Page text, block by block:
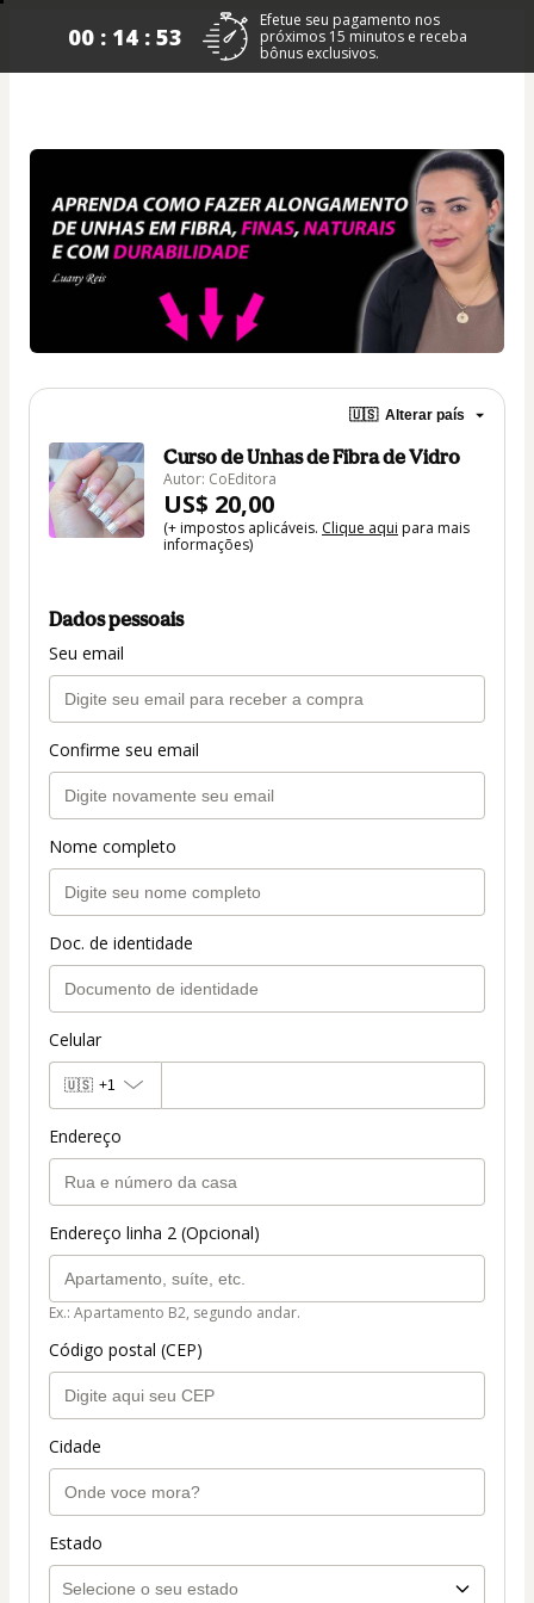
00 : 14 : 53
Efetue seu pagamento nos
próximos 15 minutos e receba
bônus exclusivos.
🇺🇸 Alterar país
Curso de Unhas de Fibra de Vidro
Autor: CoEditora
US$ 20,00
(+ impostos aplicáveis. Clique aqui para mais
informações)
Dados pessoais
Seu email
Confirme seu email
Nome completo
Doc. de identidade
Celular
🇺🇸 +1
Endereço
Endereço linha 2 (Opcional)
Ex.: Apartamento B2, segundo andar.
Código postal (CEP)
Cidade
Estado